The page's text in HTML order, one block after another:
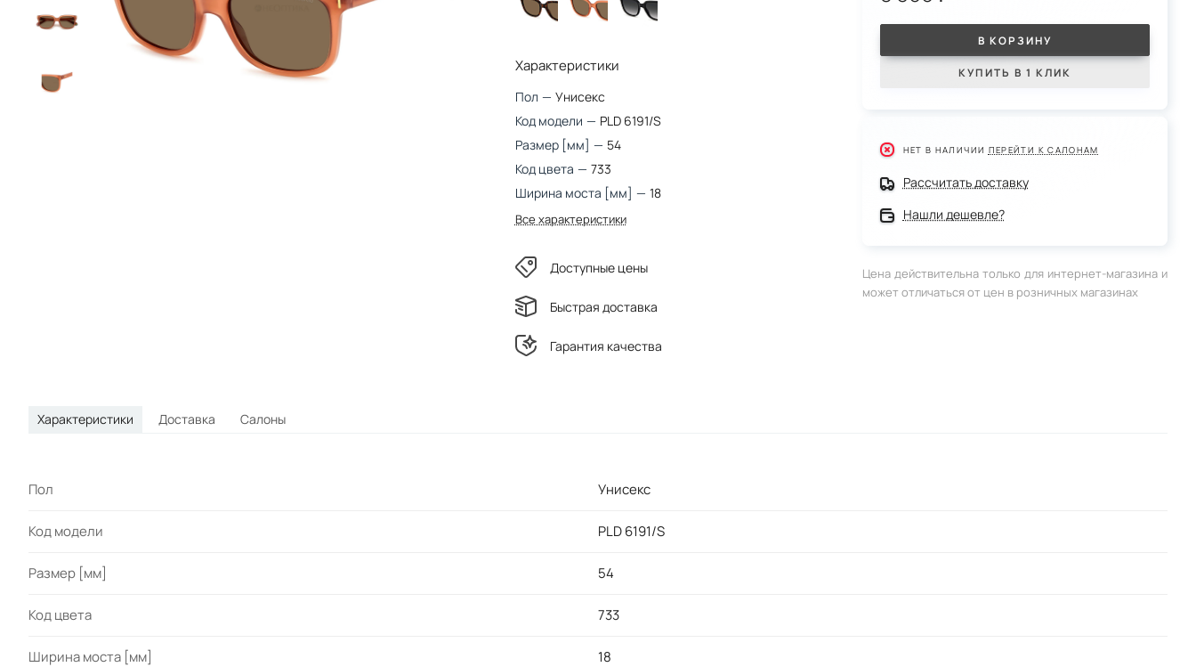
круглые
Характеристики
Пол — Унисекс
Код модели — PLD 6191/S
Размер [мм] — 54
Код цвета — 733
Ширина моста [мм] — 18
Все характеристики
Доступные цены
Быстрая доставка
Гарантия качества
В КОРЗИНУ
КУПИТЬ В 1 КЛИК
НЕТ В НАЛИЧИИ ПЕРЕЙТИ К САЛОНАМ
Рассчитать доставку
Нашли дешевле?
Цена действительна только для интернет-магазина и
может отличаться от цен в розничных магазинах
Характеристики Доставка Салоны
Пол Унисекс
Код модели PLD 6191/S
Размер [мм] 54
Код цвета 733
Ширина моста [мм] 18